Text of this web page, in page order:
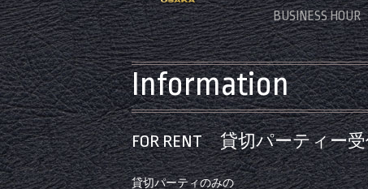
BUSINESS HOUR
Information
FOR RENT 貸切パーティー
貸切パーティのみの